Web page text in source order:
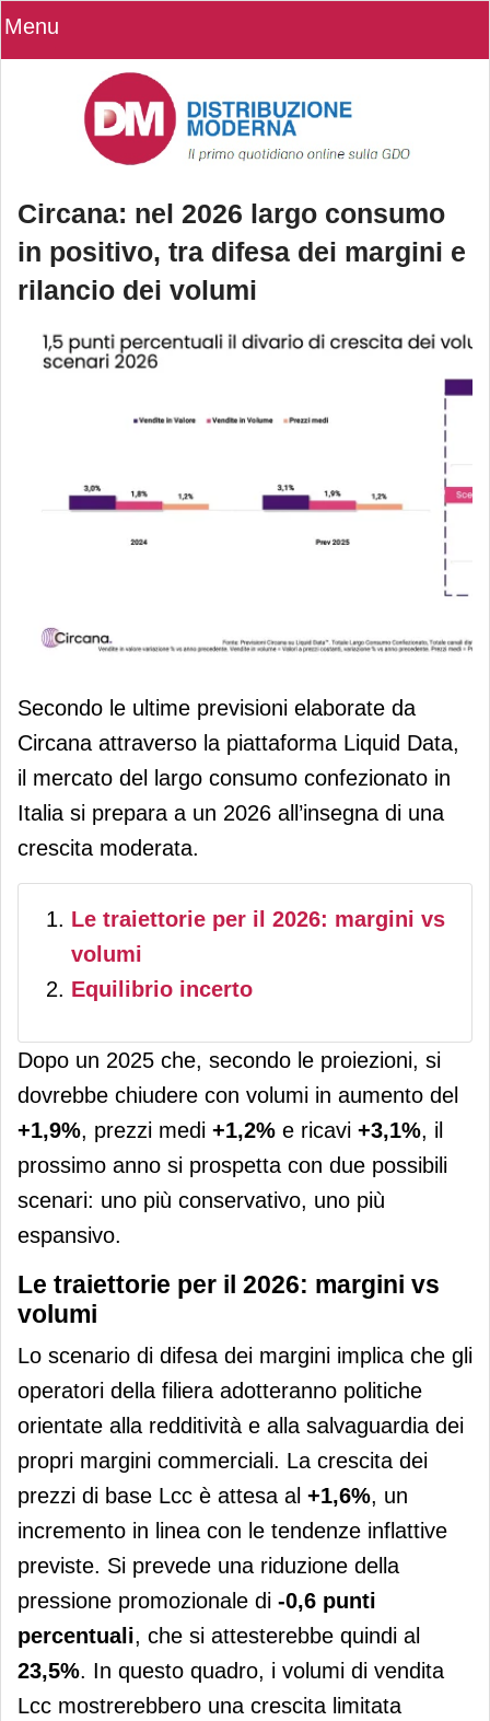
Menu
Circana: nel 2026 largo consumo
in positivo, tra difesa dei margini e
rilancio dei volumi
Circana: nel 2026 largo consumo in
positivo, tra difesa dei margini e
rilancio dei volumi
Secondo le ultime previsioni elaborate da
Circana attraverso la piattaforma Liquid Data,
il mercato del largo consumo confezionato in
Italia si prepara a un 2026 all’insegna di una
crescita moderata.
Le traiettorie per il 2026: margini vs
volumi
Equilibrio incerto
Dopo un 2025 che, secondo le proiezioni, si
dovrebbe chiudere con volumi in aumento del
+1,9%, prezzi medi +1,2% e ricavi +3,1%, il
prossimo anno si prospetta con due possibili
scenari: uno più conservativo, uno più
espansivo.
Le traiettorie per il 2026: margini vs
volumi
Lo scenario di difesa dei margini implica che gli
operatori della filiera adotteranno politiche
orientate alla redditività e alla salvaguardia dei
propri margini commerciali. La crescita dei
prezzi di base Lcc è attesa al +1,6%, un
incremento in linea con le tendenze inflattive
previste. Si prevede una riduzione della
pressione promozionale di -0,6 punti
percentuali, che si attesterebbe quindi al
23,5%. In questo quadro, i volumi di vendita
Lcc mostrerebbero una crescita limitata